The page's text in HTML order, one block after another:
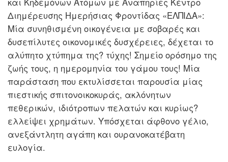
Διημέρευσης Ημερήσιας Φροντίδας «ΕΛΠΙΔΑ»:
Μία συνηθισμένη οικογένεια με σοβαρές και
δυσεπίλυτες οικονομικές δυσχέρειες, δέχεται το
αλύπητο χτύπημα της? τύχης! Σημείο ορόσημο της
ζωής τους, η ημερομηνία του γάμου τους! Μία
παράσταση που εκτυλίσσεται παρουσία μίας
πιεστικής σπιτονοικοκυράς, ακλόνητων
πεθερικών, ιδιότροπων πελατών και κυρίως?
ελλείψει χρημάτων. Υπόσχεται άφθονο γέλιο,
ανεξάντλητη αγάπη και ουρανοκατέβατη
ευλογία.